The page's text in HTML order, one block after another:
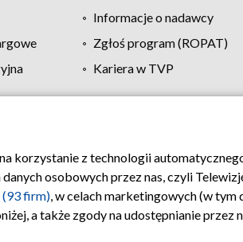
Informacje o nadawcy
Zgłoś program (ROPAT)
Kariera w TVP
prywatności Moje zgody
korzystanie z technologii
osobowych przez nas, czyli
(93 firm), w celach marketingowych (w
a także zgody na udostępnianie